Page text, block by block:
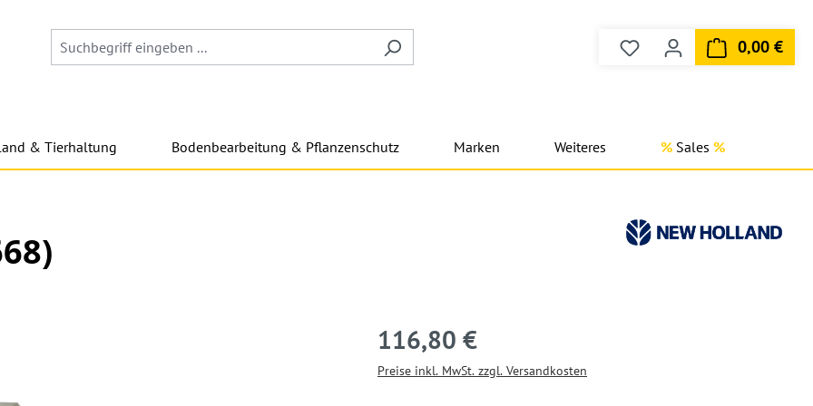
Du hast 0 Produkte auf
0,00 €
& Tierhaltung Bodenbearbeitung & Pflanzenschutz Marken Weiteres Sales
116,80 €
Preise inkl. MwSt. zzgl. Versandkosten